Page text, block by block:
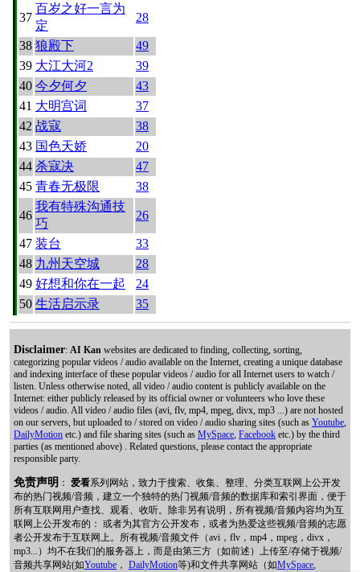
37
百岁之好一言为
定
28
38 狼殿下
49
39 大江大河2
39
40 今夕何夕
43
41 大明宫词
37
42 战寇
38
43 国色天娇
20
44 杀寇决
47
45 青春无极限 38
46
我有特殊沟通技
巧
26
47 装台
33
48 九州天空城
28
49 好想和你在一起
24
50 生活启示录 35
Disclaimer: AI Kan websites are dedicated to finding, collecting, sorting,
categorizing popular videos / audio available on the Internet, creating a unique database
and indexing interface of these popular videos / audio for all Internet users to watch /
listen. Unless otherwise noted, all video / audio content is publicly available on the
Internet: either publicly released by its official owner or volunteers who love these
videos / audio. All video / audio files (avi, flv, mp4, mpeg, divx, mp3 ...) are not hosted
on our servers, but uploaded to / stored on video / audio sharing sites (such as Youtube
DailyMotion etc.) and file sharing sites (such as MySpace Facebook etc.) by the third
parties (as mentioned above) . Related questions, please contact the appropriate
responsible party.
免责声明 ： 爱看系列网站，致力于搜索、收集、整理、分类互联网上公开发
布的热门视频/音频，建立一个独特的热门视频/音频的数据库和索引界面，便于
所有互联网用户查找、观看、收听。除非另有说明，所有视频/音频内容均为互
联网上公开发布的： 或者为其官方公开发布，或者为热爱这些视频/音频的志愿
者公开发布于互联网上。所有视频/音频文件（avi，flv，mp4，mpeg，divx，
mp3...）均不在我们的服务器上，而是由第三方（如前述）上传至/存储于视频/
音频共享网站(如Youtube ， DailyMotion等)和文件共享网站（如MySpace